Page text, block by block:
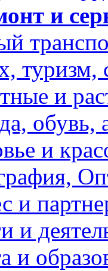
и
туризм,
и
обувь,
и
и
и
и